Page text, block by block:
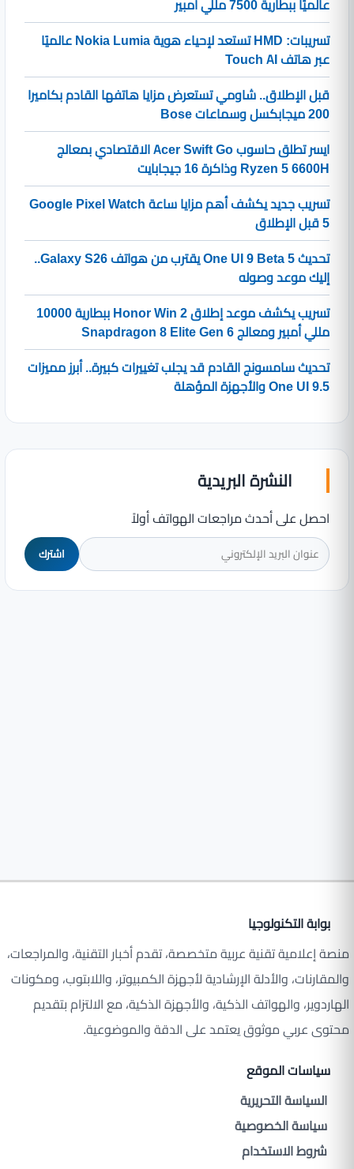
عالميًا ببطارية 7500 مللي أمبير
تسريبات: HMD تستعد لإحياء هوية Nokia Lumia عالميًا
عبر هاتف Touch AI
قبل الإطلاق.. شاومي تستعرض مزايا هاتفها القادم بكاميرا
200 ميجابكسل وسماعات Bose
ايسر تطلق حاسوب Acer Swift Go الاقتصادي بمعالج
Ryzen 5 6600H وذاكرة 16 جيجابايت
تسريب جديد يكشف أهم مزايا ساعة Google Pixel Watch
5 قبل الإطلاق
تحديث One UI 9 Beta 5 يقترب من هواتف Galaxy S26..
إليك موعد وصوله
تسريب يكشف موعد إطلاق Honor Win 2 ببطارية 10000
مللي أمبير ومعالج Snapdragon 8 Elite Gen 6
تحديث سامسونج القادم قد يجلب تغييرات كبيرة.. أبرز مميزات
One UI 9.5 والأجهزة المؤهلة
النشرة البريدية
احصل على أحدث مراجعات الهواتف أولاً
اشترك
بوابة التكنولوجيا
منصة إعلامية تقنية عربية متخصصة، تقدم أخبار التقنية، والمراجعات،
والمقارنات، والأدلة الإرشادية لأجهزة الكمبيوتر، واللابتوب، ومكونات
الهاردوير، والهواتف الذكية، والأجهزة الذكية، مع الالتزام بتقديم
محتوى عربي موثوق يعتمد على الدقة والموضوعية.
سياسات الموقع
السياسة التحريرية
سياسة الخصوصية
شروط الاستخدام